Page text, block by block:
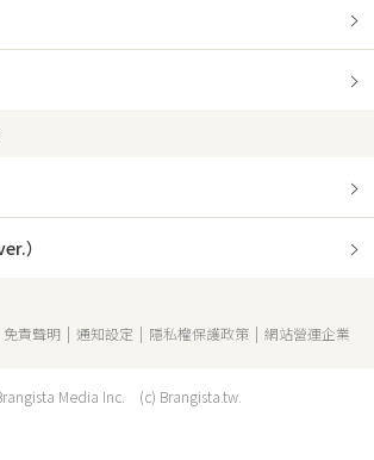
）
免責聲明 通知設定 隱私權保護政策 網站營運企業
Media Inc. (c) Brangista.tw.